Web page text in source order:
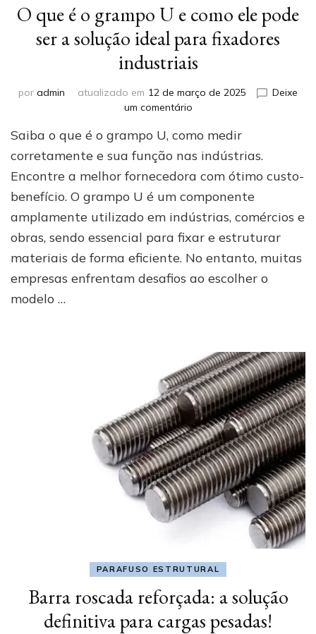
O que é o grampo U e como ele pode
ser a solução ideal para fixadores
industriais
por admin atualizado em 12 de março de 2025
Deixe
um comentárioem
que
é
grampo
U
e
como
ele
pode
a
industriais
Saiba o que é o grampo U, como medir
corretamente e sua função nas indústrias.
Encontre a melhor fornecedora com ótimo custo-
benefício. O grampo U é um componente
amplamente utilizado em indústrias, comércios e
obras, sendo essencial para fixar e estruturar
materiais de forma eficiente. No entanto, muitas
empresas enfrentam desafios ao escolher o
modelo …
PARAFUSO ESTRUTURAL
Barra roscada reforçada: a solução
definitiva para cargas pesadas!